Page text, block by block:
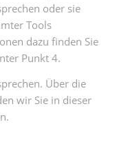
oder sie
Tools
dazu finden Sie
Punkt 4.
Über die
wir Sie in dieser